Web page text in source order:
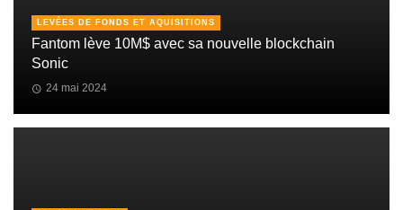
LEVÉES DE FONDS ET AQUISITIONS
Fantom lève 10M$ avec sa nouvelle blockchain
Sonic
24 mai 2024